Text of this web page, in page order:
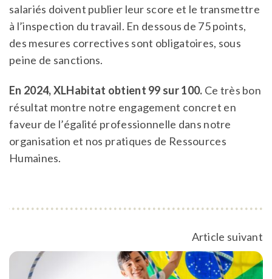
salariés doivent publier leur score et le transmettre
à l’inspection du travail. En dessous de 75 points,
des mesures correctives sont obligatoires, sous
peine de sanctions.
En 2024, XLHabitat obtient 99 sur 100. Ce très bon
résultat montre notre engagement concret en
faveur de l’égalité professionnelle dans notre
organisation et nos pratiques de Ressources
Humaines.
Article suivant